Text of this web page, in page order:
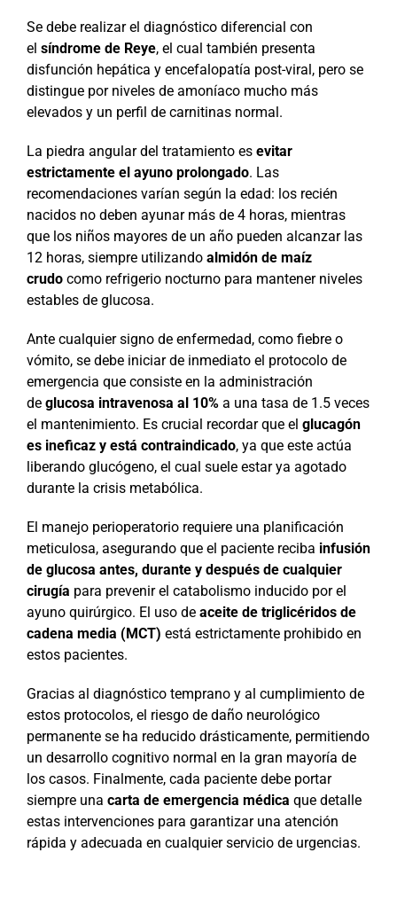
Se debe realizar el diagnóstico diferencial con
el síndrome de Reye, el cual también presenta
disfunción hepática y encefalopatía post-viral, pero se
distingue por niveles de amoníaco mucho más
elevados y un perfil de carnitinas normal.
La piedra angular del tratamiento es evitar
estrictamente el ayuno prolongado. Las
recomendaciones varían según la edad: los recién
nacidos no deben ayunar más de 4 horas, mientras
que los niños mayores de un año pueden alcanzar las
12 horas, siempre utilizando almidón de maíz
crudocomo refrigerio nocturno para mantener niveles
estables de glucosa.
Ante cualquier signo de enfermedad, como fiebre o
vómito, se debe iniciar de inmediato el protocolo de
emergencia que consiste en la administración
de glucosa intravenosa al 10%a una tasa de 1.5 veces
el mantenimiento. Es crucial recordar que el glucagón
es ineficaz y está contraindicado, ya que este actúa
liberando glucógeno, el cual suele estar ya agotado
durante la crisis metabólica.
El manejo perioperatorio requiere una planificación
meticulosa, asegurando que el paciente reciba infusión
de glucosa antes, durante y después de cualquier
cirugía para prevenir el catabolismo inducido por el
ayuno quirúrgico. El uso de aceite de triglicéridos de
cadena media (MCT) está estrictamente prohibido en
estos pacientes.
Gracias al diagnóstico temprano y al cumplimiento de
estos protocolos, el riesgo de daño neurológico
permanente se ha reducido drásticamente, permitiendo
un desarrollo cognitivo normal en la gran mayoría de
los casos. Finalmente, cada paciente debe portar
siempre una carta de emergencia médica que detalle
estas intervenciones para garantizar una atención
rápida y adecuada en cualquier servicio de urgencias.